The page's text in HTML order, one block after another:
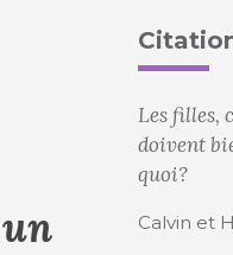
Les filles,
doivent
quoi?
Calvin et